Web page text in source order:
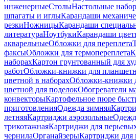
инженерныеСтолыНастольные
шпагаты и иглыКарандаши
резкиНожницыКарандаши
литератураНоутбукиКарандаши
акварельныеОбложки для переплета
факсыОбложки для термопереплета
наборахКартон грунтованный для
работОбложки-книжки для
цветной в наборахОбложки-книжки
цветной для поделокОбогреватели
конвекторыКартофельное пюре
приготовленияОдежда зимняя
летняяКартриджи аэрозольные
трикотажнаяКартриджи для
чернилаОрганайзерыКартриджи для